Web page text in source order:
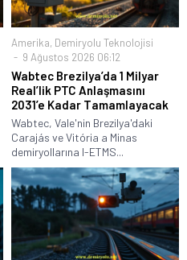
Amerika, Demiryolu Teknolojisi
9 Ağustos 2026 06:12
Wabtec Brezilya’da 1 Milyar
Real’lik PTC Anlaşmasını
2031’e Kadar Tamamlayacak
Wabtec, Vale'nin Brezilya'daki
Carajás ve Vitória a Minas
demiryollarına I-ETMS...